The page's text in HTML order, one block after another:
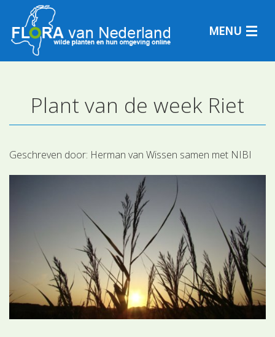
MENU
Plantensoorten
Plantengemeenschappen
Determineren
Plant van de week Riet
Geschreven door: Herman van Wissen samen met NIBI